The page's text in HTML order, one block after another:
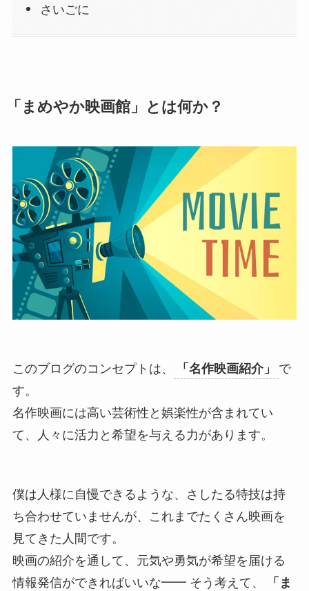
さいごに
「まめやか映画館」とは何か？
このブログのコンセプトは、 「名作映画紹介」
で
す。
名作映画には高い芸術性と娯楽性が含まれてい
て、人々に活力と希望を与える力があります。
僕は人様に自慢できるような、さしたる特技は持
ち合わせていませんが、これまでたくさん映画を
見てきた人間です。
映画の紹介を通して、元気や勇気が希望を届ける
情報発信ができればいいな━━ そう考えて、
「ま